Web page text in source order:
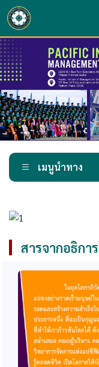
เมนูนำทาง
สารจากอธิกา